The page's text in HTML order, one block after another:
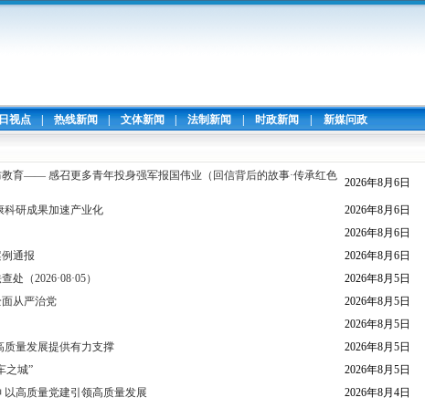
视点 | 热线新闻 | 文体新闻 | 法制新闻 | 时政新闻 | 新媒问政
育—— 感召更多青年投身强军报国伟业（回信背后的故事·传承红色
2026年8月6日
科研成果加速产业化
2026年8月6日
2026年8月6日
通报
2026年8月6日
（2026·08·05）
2026年8月5日
面从严治党
2026年8月5日
2026年8月5日
质量发展提供有力支撑
2026年8月5日
之城”
2026年8月5日
高质量党建引领高质量发展
2026年8月4日